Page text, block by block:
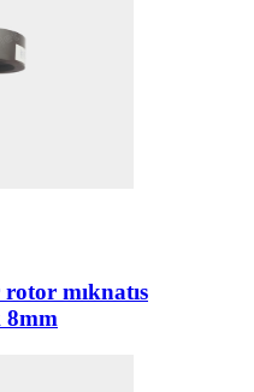
rotor mıknatıs
8mm